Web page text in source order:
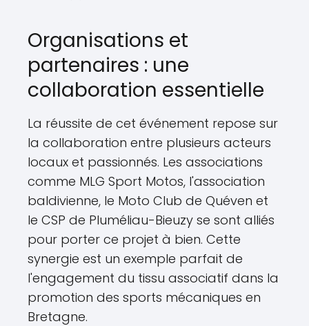
Organisations et
partenaires : une
collaboration essentielle
La réussite de cet événement repose sur
la collaboration entre plusieurs acteurs
locaux et passionnés. Les associations
comme MLG Sport Motos, l'association
baldivienne, le Moto Club de Quéven et
le CSP de Pluméliau-Bieuzy se sont alliés
pour porter ce projet à bien. Cette
synergie est un exemple parfait de
l'engagement du tissu associatif dans la
promotion des sports mécaniques en
Bretagne.